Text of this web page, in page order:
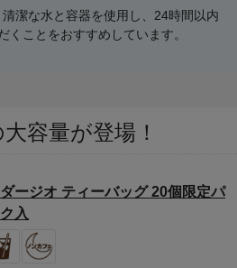
い！
潔な水と容器を使用し、24時間以内
くことをおすすめしています。
容量が登場！
ージオ ティーバッグ 20個限定パ
入